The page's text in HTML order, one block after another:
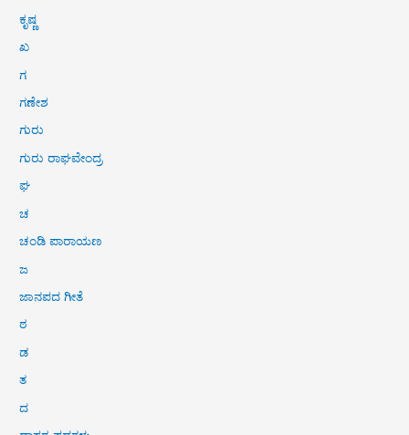
ಕೃಷ್ಣ
ಖ
ಗ
ಗಣೇಶ
ಗುರು
ಗುರು ರಾಘವೇಂದ್ರ
ಘ
ಚ
ಚಂಡಿ ಪಾರಾಯಣ
ಜ
ಜಾನಪದ ಗೀತೆ
ಠ
ಡ
ತ
ದ